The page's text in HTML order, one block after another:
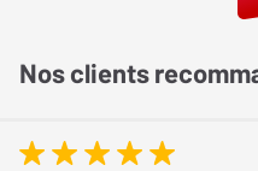
ainsi une restitution sonore
espaces, grâce à sa
Restitution sonore
Sensibilité
Nos clients